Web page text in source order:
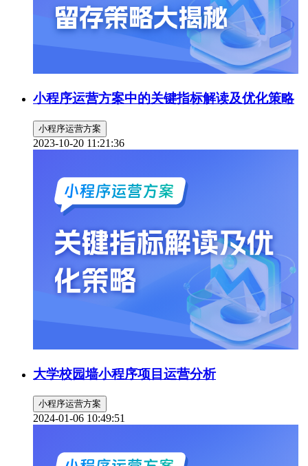
小程序运营方案中的关键指标解读及优化策略
小程序运营方案
2023-10-20 11:21:36
大学校园墙小程序项目运营分析
小程序运营方案
2024-01-06 10:49:51